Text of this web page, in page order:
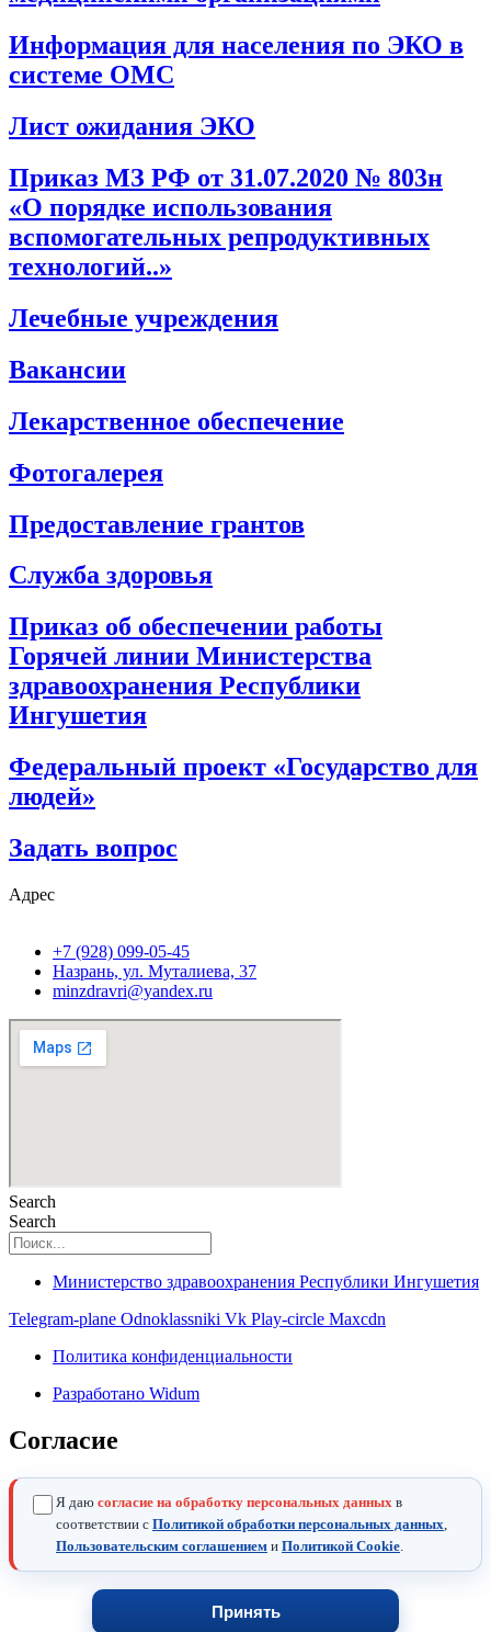
Информация для населения по ЭКО в
системе ОМС
Лист ожидания ЭКО
Приказ МЗ РФ от 31.07.2020 № 803н
«О порядке использования
вспомогательных репродуктивных
технологий..»
Лечебные учреждения
Вакансии
Лекарственное обеспечение
Фотогалерея
Предоставление грантов
Служба здоровья
Приказ об обеспечении работы
Горячей линии Министерства
здравоохранения Республики
Ингушетия
Федеральный проект «Государство для
людей»
Задать вопрос
Адрес
+7 (928) 099-05-45
Назрань, ул. Муталиева, 37
minzdravri@yandex.ru
Search
Search
Министерство здравоохранения Республики Ингушетия
Telegram-plane Odnoklassniki Vk Play-circle Maxcdn
Политика конфиденциальности
Разработано Widum
Согласие
Я даю согласие на обработку персональных данных в
соответствии с Политикой обработки персональных данных
Пользовательским соглашением и Политикой Cookie
Принять